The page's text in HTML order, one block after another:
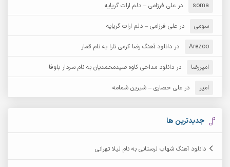
آرش عثمان
آرش مبهم آرش مستشیری
آرش مهرابی آرش نظری
آرشام
آرکاداش
soma در علی فرزامی – دلم ارات گریایه
سومی در علی فرزامی – دلم ارات گریایه
Arezoo در دانلود آهنگ رضا کرمی تارا به نام قمار
امیررضا در دانلود مداحی کاوه صیدمحمدیان به نام سردار باوفا
امیر در علی حصاری – شیرین شمامه
جدیدترین ها
دانلود آهنگ شهاب لرستانی به نام لیلا تهرانی